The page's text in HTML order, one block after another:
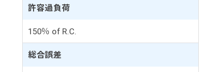
許容過負荷
150％ of R.C.
総合誤差